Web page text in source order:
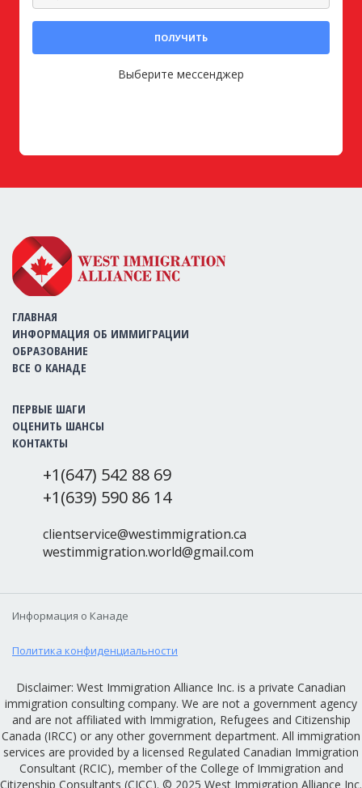
ПОЛУЧИТЬ
Выберите мессенджер
ГЛАВНАЯ
ИНФОРМАЦИЯ ОБ ИММИГРАЦИИ
ОБРАЗОВАНИЕ
ВСЕ О КАНАДЕ
ПЕРВЫЕ ШАГИ
ОЦЕНИТЬ ШАНСЫ
КОНТАКТЫ
+1(647) 542 88 69
+1(639) 590 86 14
clientservice@westimmigration.ca
westimmigration.world@gmail.com
Информация о Канаде
Политика конфиденциальности
Disclaimer: West Immigration Alliance Inc. is a private Canadian
immigration consulting company. We are not a government agency
and are not affiliated with Immigration, Refugees and Citizenship
Canada (IRCC) or any other government department. All immigration
services are provided by a licensed Regulated Canadian Immigration
Consultant (RCIC), member of the College of Immigration and
Citizenship Consultants (CICC). © 2025 West Immigration Alliance Inc.